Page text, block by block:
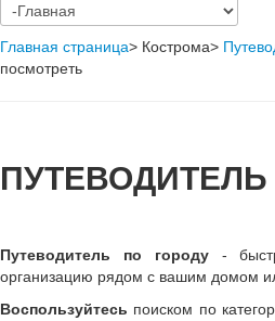
Главная страница> Кострома>
посмотреть
Путеводитель по городу-
организацию рядом с вашим домом
Воспользуйтесь поиском по